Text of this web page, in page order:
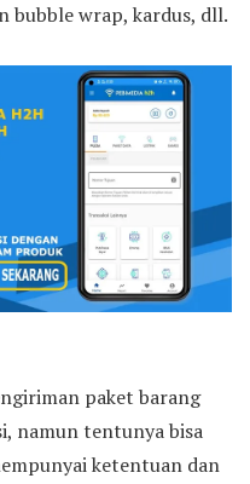
bubble wrap, kardus, dll.
paket barang
namun tentunya bisa
ketentuan dan